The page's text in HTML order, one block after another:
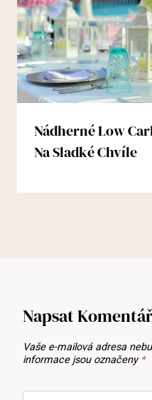
Nádherné Low
Na Sladké Chvíle
Napsat
Vaše e-mailová adresa
informace jsou označeny *